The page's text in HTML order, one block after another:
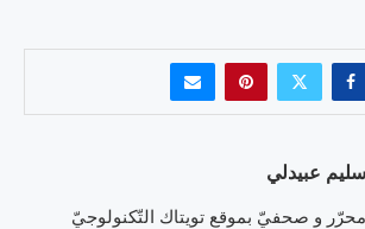
سليم عبيدلي
محرّر و صحفيّ بموقع تويتاك التّكنولوجيّ